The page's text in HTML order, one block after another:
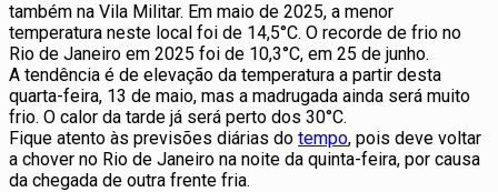
também na Vila Militar. Em maio de 2025, a menor
temperatura neste local foi de 14,5°C. O recorde de frio no
Rio de Janeiro em 2025 foi de 10,3°C, em 25 de junho.
A tendência é de elevação da temperatura a partir desta
quarta-feira, 13 de maio, mas a madrugada ainda será muito
frio. O calor da tarde já será perto dos 30°C.
Fique atento às previsões diárias do tempo, pois deve voltar
a chover no Rio de Janeiro na noite da quinta-feira, por causa
da chegada de outra frente fria.